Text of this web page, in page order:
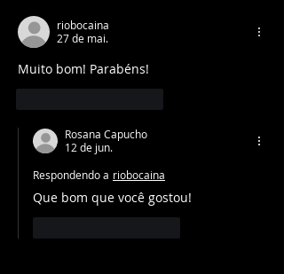
riobocaina
27 de mai.
Muito bom! Parabéns!
Rosana Capucho
12 de jun.
Respondendo a riobocaina
Que bom que você gostou!